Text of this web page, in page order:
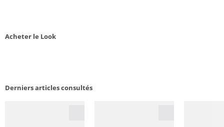
Acheter le Look
Derniers articles consultés